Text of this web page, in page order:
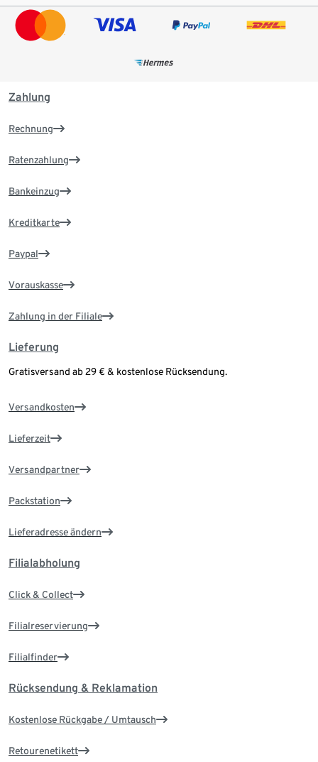
Zahlung
Rechnung
Ratenzahlung
Bankeinzug
Kreditkarte
Paypal
Vorauskasse
Zahlung in der Filiale
Lieferung
Gratisversand ab 29 € & kostenlose Rücksendung.
Versandkosten
Lieferzeit
Versandpartner
Packstation
Lieferadresse ändern
Filialabholung
Click & Collect
Filialreservierung
Filialfinder
Rücksendung & Reklamation
Kostenlose Rückgabe / Umtausch
Retourenetikett